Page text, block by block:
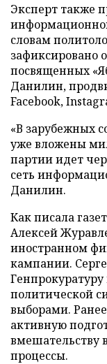
Эксперт также
словам
зафиксировано
посвященных
Данилин,
Facebook,
«В зарубежных
уже вложены
партии идет
сеть
Данилин.
Как писала
Алексей
иностранном
кампании.
Генпрокуратуру
политической
выборами.
активную
вмешательству
процессы.